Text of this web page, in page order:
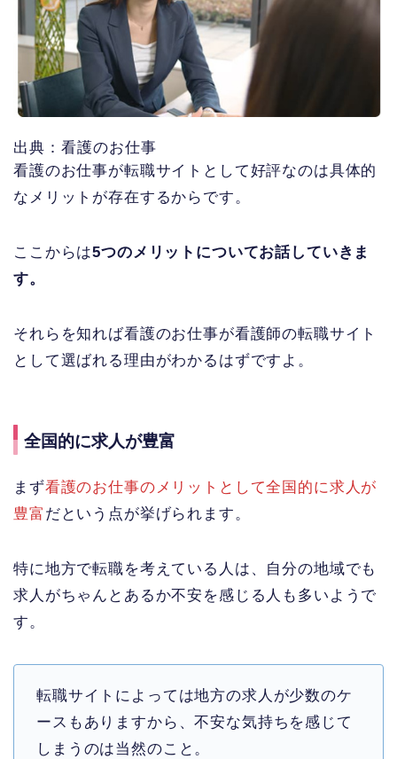
出典：看護のお仕事
看護のお仕事が転職サイトとして好評なのは具体的
なメリットが存在するからです。
ここからは5つのメリットについてお話していきま
す。
それらを知れば看護のお仕事が看護師の転職サイト
として選ばれる理由がわかるはずですよ。
全国的に求人が豊富
まず看護のお仕事のメリットとして全国的に求人が
豊富 だという点が挙げられます。
特に地方で転職を考えている人は、自分の地域でも
求人がちゃんとあるか不安を感じる人も多いようで
す。
転職サイトによっては地方の求人が少数のケ
ースもありますから、不安な気持ちを感じて
しまうのは当然のこと。